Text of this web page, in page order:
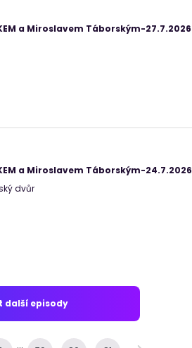
a Miroslavem Táborským-27.7.2026
a Miroslavem Táborským-24.7.2026
dvůr
další episody
...